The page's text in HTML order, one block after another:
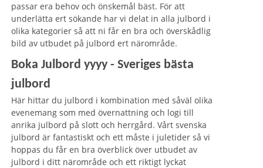
passar era behov och önskemål bäst. För att
underlätta ert sökande har vi delat in alla julbord i
olika kategorier så att ni får en bra och överskådlig
bild av utbudet på julbord ert närområde.
Boka Julbord yyyy - Sveriges bästa
julbord
Här hittar du julbord i kombination med såväl olika
evenemang som med övernattning och logi till
anrika julbord på slott och herrgård. Vårt svenska
julbord är fantastiskt och ett måste i juletider så vi
hoppas du får en bra överblick över utbudet av
julbord i ditt närområde och ett riktigt lyckat